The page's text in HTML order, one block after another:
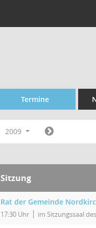
Termine
2009
Sitzung
Rat der Gemeinde
17:30 Uhr im Sitzungssaal